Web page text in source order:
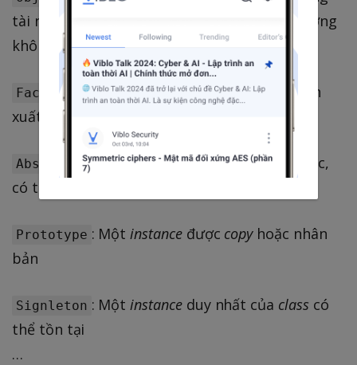
tài nguyên bằng cách tái sử dụng các đối tượng
không còn được sử dụng.
Factory : tạo 1instancecủa một vàiclass
dẫn
xuất
AbstractFactory : có thể tạo cácfactory
khác,
có thể gọi là “
Prototype : Mộtinstanceđược copyhoặc nhân
bản
Signleton : Mộtinstanceduy nhất của class có
thể tồn tại
…